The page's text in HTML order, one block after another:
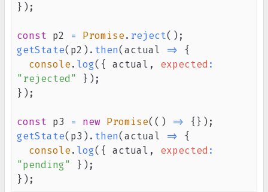
} ) ;
const p2 = Promise. reject( ) ;
getState( p2 ) . then(actual =>
{
console. log( { actual , expected :
"rejected"
} ) ;
} ) ;
const p3 = new Promise( ( ) => { } ) ;
getState( p3 ) . then(actual =>
{
console. log( { actual , expected :
"pending"
} ) ;
} ) ;